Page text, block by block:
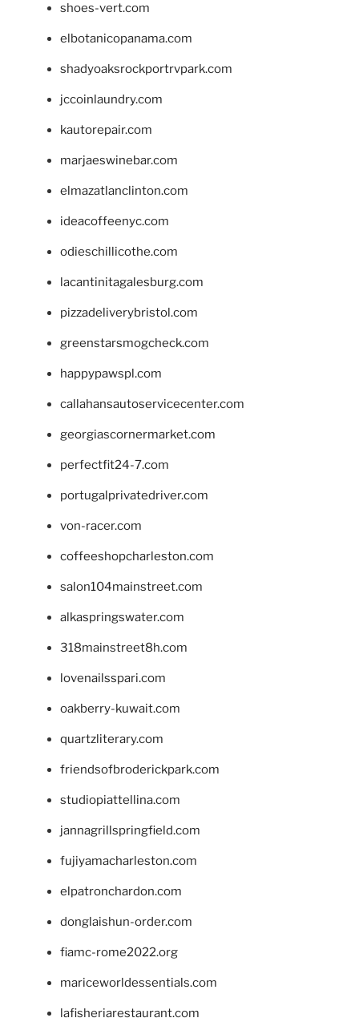
shoes-vert.com
elbotanicopanama.com
shadyoaksrockportrvpark.com
jccoinlaundry.com
kautorepair.com
marjaeswinebar.com
elmazatlanclinton.com
ideacoffeenyc.com
odieschillicothe.com
lacantinitagalesburg.com
pizzadeliverybristol.com
greenstarsmogcheck.com
happypawspl.com
callahansautoservicecenter.com
georgiascornermarket.com
perfectfit24-7.com
portugalprivatedriver.com
von-racer.com
coffeeshopcharleston.com
salon104mainstreet.com
alkaspringswater.com
318mainstreet8h.com
lovenailsspari.com
oakberry-kuwait.com
quartzliterary.com
friendsofbroderickpark.com
studiopiattellina.com
jannagrillspringfield.com
fujiyamacharleston.com
elpatronchardon.com
donglaishun-order.com
fiamc-rome2022.org
mariceworldessentials.com
lafisheriarestaurant.com